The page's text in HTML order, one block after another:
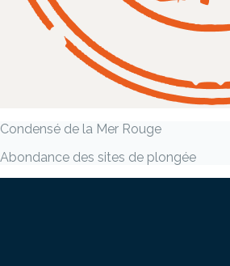
Condensé de la Mer Rouge
Abondance des sites de plongée